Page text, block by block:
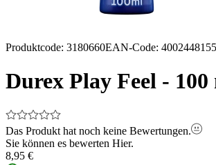
Produktcode: 3180660EAN-Code:
Durex Play Feel - 100
Das Produkt hat noch keine Bewertungen.
Sie können es bewerten Hier.
8,95 €